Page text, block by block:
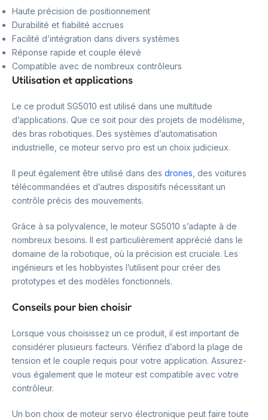
Haute précision de positionnement
Durabilité et fiabilité accrues
Facilité d’intégration dans divers systèmes
Réponse rapide et couple élevé
Compatible avec de nombreux contrôleurs
Utilisation et applications
Le ce produit SG5010 est utilisé dans une multitude
d’applications. Que ce soit pour des projets de modélisme,
des bras robotiques. Des systèmes d’automatisation
industrielle, ce moteur servo pro est un choix judicieux.
Il peut également être utilisé dans des drones, des voitures
télécommandées et d’autres dispositifs nécessitant un
contrôle précis des mouvements.
Grâce à sa polyvalence, le moteur SG5010 s’adapte à de
nombreux besoins. Il est particulièrement apprécié dans le
domaine de la robotique, où la précision est cruciale. Les
ingénieurs et les hobbyistes l’utilisent pour créer des
prototypes et des modèles fonctionnels.
Conseils pour bien choisir
Lorsque vous choisissez un ce produit, il est important de
considérer plusieurs facteurs. Vérifiez d’abord la plage de
tension et le couple requis pour votre application. Assurez-
vous également que le moteur est compatible avec votre
contrôleur.
Un bon choix de moteur servo électronique peut faire toute